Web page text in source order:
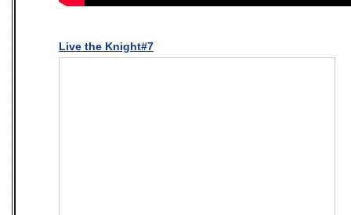
Live the Knight#7